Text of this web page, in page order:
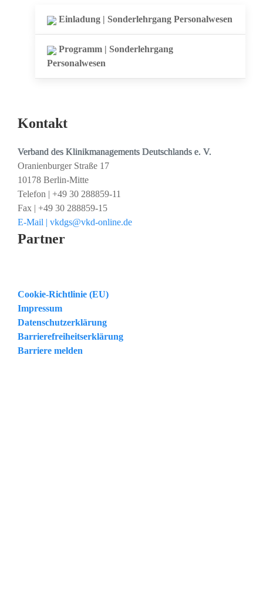
Einladung | Sonderlehrgang Personalwesen
Programm | Sonderlehrgang
Personalwesen
Kontakt
Verband des Klinikmanagements Deutschlands e. V.
Oranienburger Straße 17
10178 Berlin-Mitte
Telefon | +49 30 288859-11
Fax | +49 30 288859-15
E-Mail | vkdgs@vkd-online.de
Partner
Cookie-Richtlinie (EU)
Impressum
Datenschutzerklärung
Barrierefreiheitserklärung
Barriere melden